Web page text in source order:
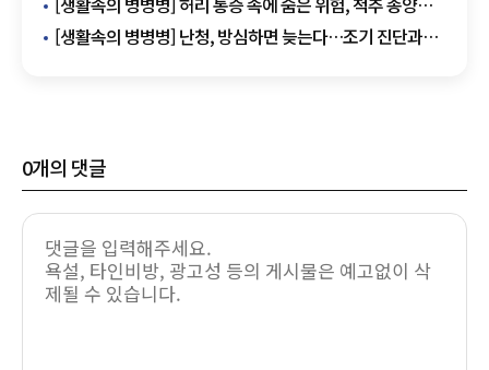
의심해야 하는 이유
[생활속의 병병병] 난청, 방심하면 늦는다…조기 진단과
0개의 댓글